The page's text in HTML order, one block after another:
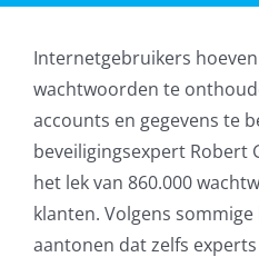
Cloud Computing
VOIP
Microsoft NCE
AVG
Internetgebruikers
wachtwoorden te
accounts en gegevens te
beveiligingsexpert Robert
het lek van 860.000
klanten. Volgens
aantonen dat zelfs